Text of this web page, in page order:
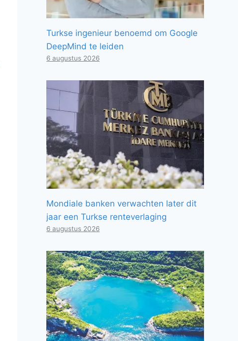
Turkse ingenieur benoemd om Google
DeepMind te leiden
6 augustus 2026
Mondiale banken verwachten later dit
jaar een Turkse renteverlaging
6 augustus 2026